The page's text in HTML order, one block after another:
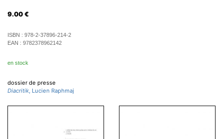
9.00 €
ISBN : 978-2-37896-214-2
EAN : 9782378962142
en stock
dossier de presse
Diacritik, Lucien Raphmaj